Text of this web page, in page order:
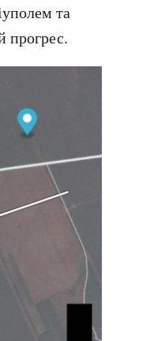
та
прогрес.